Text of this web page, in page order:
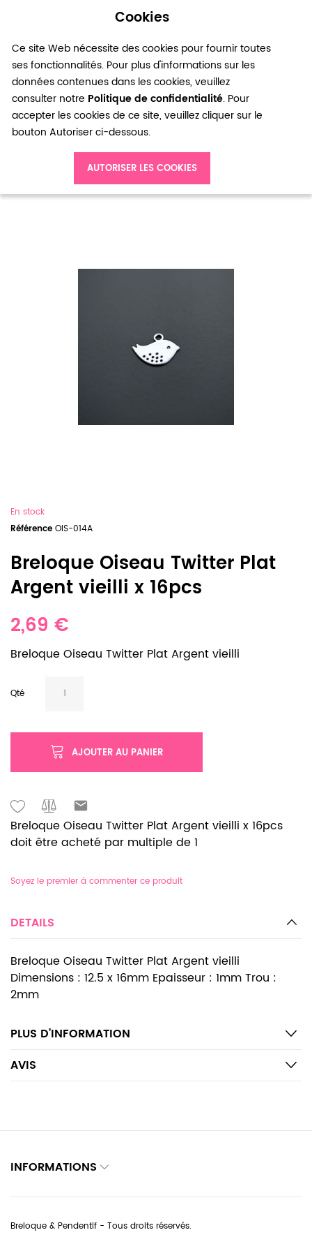
Cookies
Ce site Web nécessite des cookies pour fournir toutes
ses fonctionnalités. Pour plus d'informations sur les
données contenues dans les cookies, veuillez
consulter notre Politique de confidentialité. Pour
accepter les cookies de ce site, veuillez cliquer sur le
bouton Autoriser ci-dessous.
AUTORISER LES COOKIES
0
Breloque Oiseau Twitter Plat Argent vieilli x 16pcs
En stock
Référence OIS-014A
Breloque Oiseau Twitter Plat
Argent vieilli x 16pcs
2,69 €
Breloque Oiseau Twitter Plat Argent vieilli
Qté
AJOUTER AU PANIER
Breloque Oiseau Twitter Plat Argent vieilli x 16pcs
doit être acheté par multiple de 1
Soyez le premier à commenter ce produit
DETAILS
Breloque Oiseau Twitter Plat Argent vieilli
Dimensions : 12.5 x 16mm Epaisseur : 1mm Trou :
2mm
PLUS D’INFORMATION
AVIS
INFORMATIONS
Breloque & Pendentif - Tous droits réservés.